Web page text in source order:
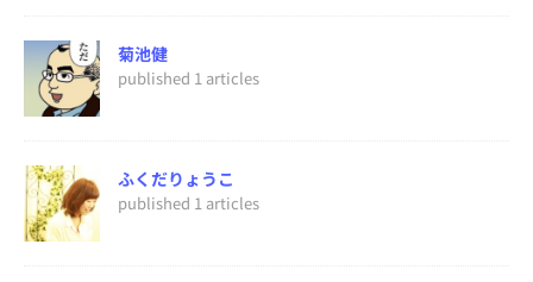
菊池健
published 1 articles
ふくだりょうこ
published 1 articles